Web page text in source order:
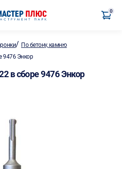
0
/ По бетону, камню
9476 Энкор
в сборе 9476 Энкор